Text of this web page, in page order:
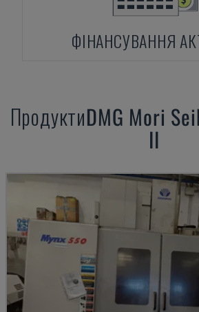
ФІНАНСУВАННЯ
ПродуктиDMG Mori
II